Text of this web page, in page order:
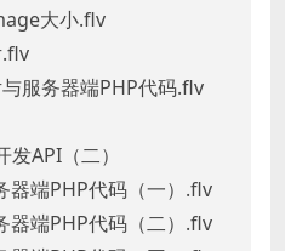
大小.flv
.flv
与服务器端PHP代码.flv
API（二）
器端PHP代码（一）.flv
器端PHP代码（二）.flv